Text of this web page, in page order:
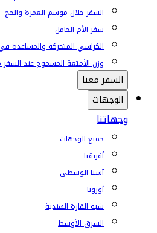
السفر خلال موسم العمرة والحج
سفر الأم الحامل
الكراسي المتحركة والمساعدة
وزن الأمتعة المسموح عند
السفر معنا
الوجهات
وجهاتنا
جميع الوجهات
أفريقيا
آسيا الوسطى
أوروبا
شبه القارة الهندية
الشرق الأوسط